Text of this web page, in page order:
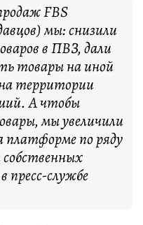
FBS
мы: снизили
в ПВЗ, дали
товары на иной
территории
А чтобы
мы увеличили
платформе по ряду
службе